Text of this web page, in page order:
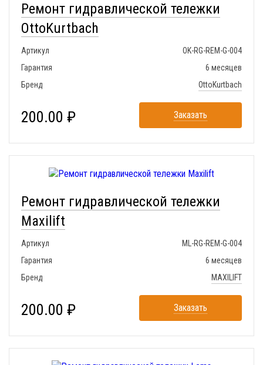
Ремонт гидравлической тележки
OttoKurtbach
Артикул
OK-RG-REM-G-004
Гарантия
6 месяцев
Бренд
OttoKurtbach
200.00 ₽ Заказать
Ремонт гидравлической тележки
Maxilift
Артикул
ML-RG-REM-G-004
Гарантия
6 месяцев
Бренд
MAXILIFT
200.00 ₽ Заказать